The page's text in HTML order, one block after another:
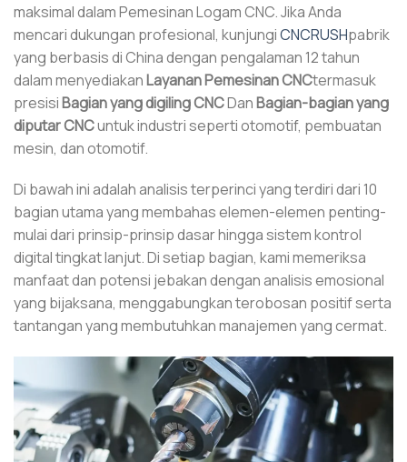
maksimal dalam Pemesinan Logam CNC. Jika Anda
mencari dukungan profesional, kunjungiCNCRUSHpabrik
yang berbasis di China dengan pengalaman 12 tahun
dalam menyediakanLayanan Pemesinan CNCtermasuk
presisiBagian yang digiling CNCDanBagian-bagian yang
diputar CNCuntuk industri seperti otomotif, pembuatan
mesin, dan otomotif.
Di bawah ini adalah analisis terperinci yang terdiri dari 10
bagian utama yang membahas elemen-elemen penting-
mulai dari prinsip-prinsip dasar hingga sistem kontrol
digital tingkat lanjut. Di setiap bagian, kami memeriksa
manfaat dan potensi jebakan dengan analisis emosional
yang bijaksana, menggabungkan terobosan positif serta
tantangan yang membutuhkan manajemen yang cermat.